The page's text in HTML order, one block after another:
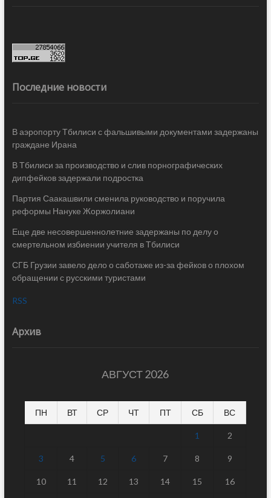
Последние новости
В аэропорту Тбилиси с фальшивыми документами задержаны
граждане Ирана
В Тбилиси за производство и слив порнографических
дипфейков задержали подростка
Партия Саакашвили сменила руководство и поручила
реформы Нануке Жоржолиани
Еще две несовершеннолетние задержаны по делу о
смертельном избиении учителя в Тбилиси
СГБ Грузии завело дело о саботаже из-за фейков о плохом
обращении с русскими туристами
RSS
Архив
АВГУСТ 2026
ПН ВТ СР ЧТ ПТ СБ ВС
1 2
3 4 5 6 7 8 9
10 11 12 13 14 15 16